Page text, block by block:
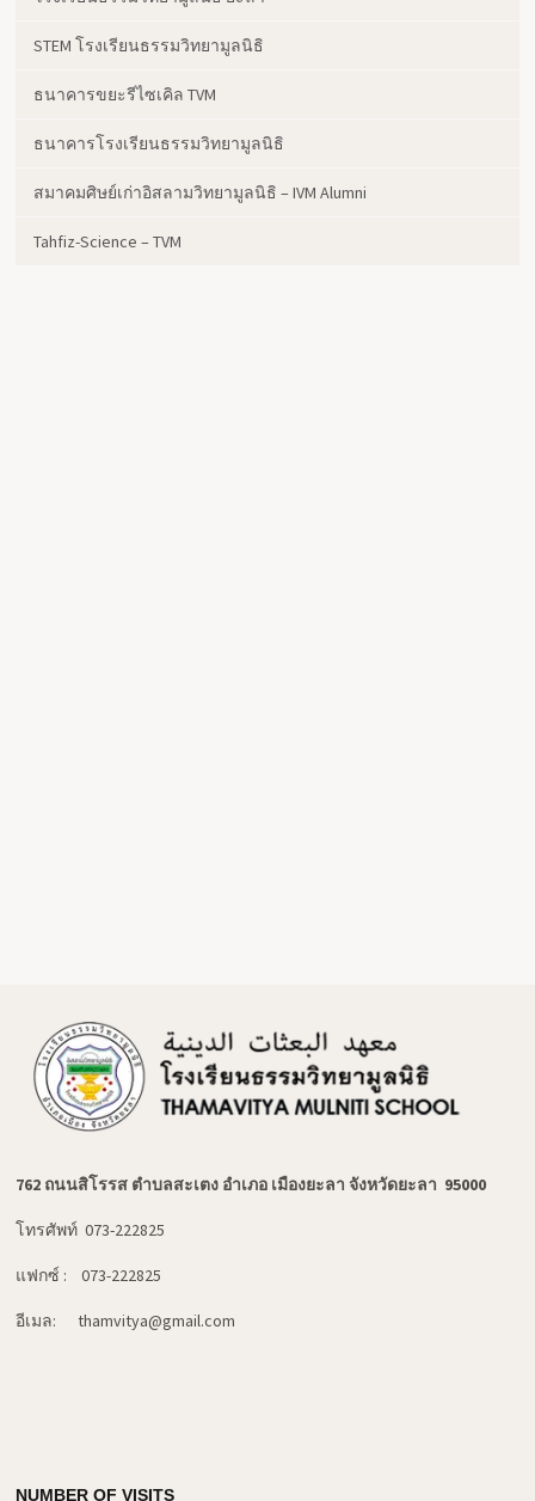
STEM โรงเรียนธรรมวิทยามูลนิธิ
ธนาคารขยะรีไซเคิล TVM
ธนาคารโรงเรียนธรรมวิทยามูลนิธิ
สมาคมศิษย์เก่าอิสลามวิทยามูลนิธิ – IVM Alumni
Tahfiz-Science – TVM
762 ถนนสิโรรส ตำบลสะเตง อำเภอ เมืองยะลา จังหวัดยะลา 95000
โทรศัพท์ 073-222825
แฟกซ์ : 073-222825
อีเมล: thamvitya@gmail.com
NUMBER OF VISITS